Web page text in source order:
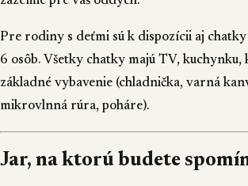
Pre rodiny s deťmi sú k dispozícii aj
6 osôb. Všetky chatky majú TV, kuchynku,
základné vybavenie (chladnička, varná
mikrovlnná rúra, poháre).
Jar, na ktorú budete